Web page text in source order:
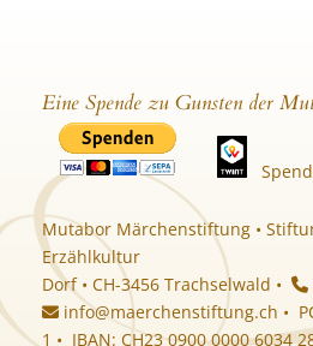
Eine Spende zu Gunsten der
Mutabor Märchenstiftung •
Erzählkultur
Dorf • CH-3456 Trachselwald •
info@maerchenstiftung.ch •
1 • IBAN: CH23 0900 0000 6034